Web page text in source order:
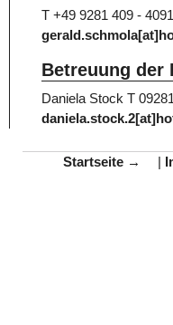
T +49 9281 409 - 4091
Betreuung der
Daniela Stock T
Startseite |